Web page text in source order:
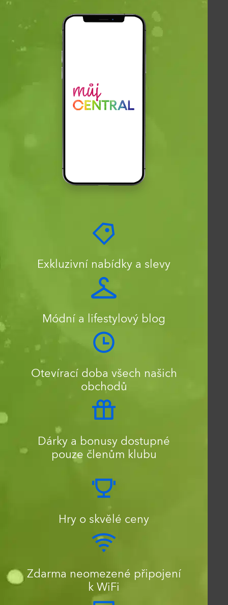
Exkluzivní nabídky a slevy
Módní a lifestylový blog
Otevírací doba všech našich
obchodů
Dárky a bonusy dostupné
pouze členům klubu
Hry o skvělé ceny
Zdarma neomezené připojení
k WiFi